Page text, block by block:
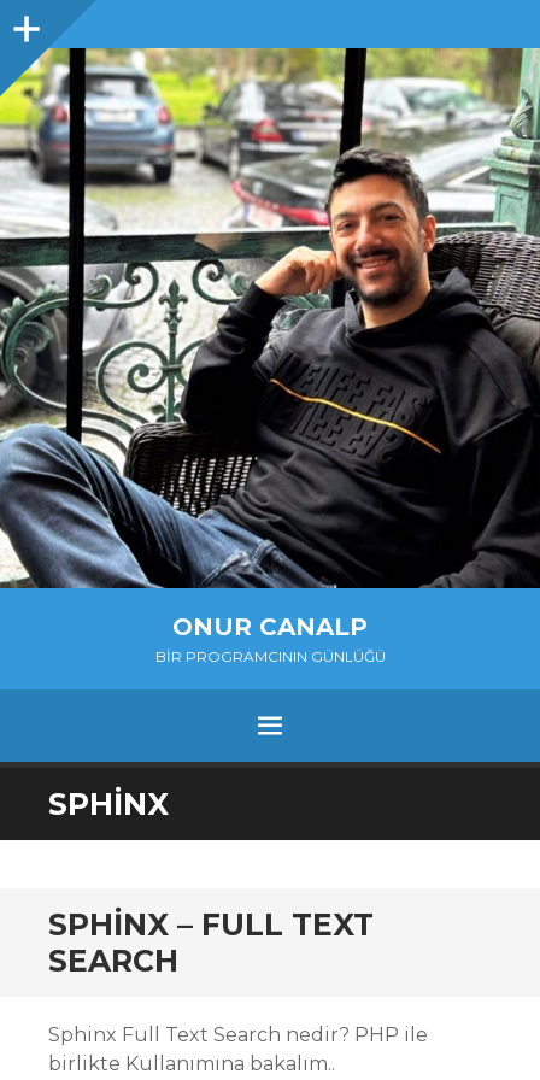
Sidebar
ONUR CANALP
BIR PROGRAMCININ GÜNLÜĞÜ
MENU
SKIP
TO
SPHINX
SPHINX – FULL TEXT
SEARCH
Sphinx Full Text Search nedir? PHP ile
birlikte Kullanımına bakalım..